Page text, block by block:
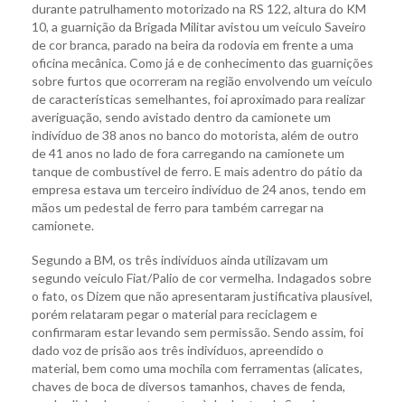
durante patrulhamento motorizado na RS 122, altura do KM
10, a guarnição da Brigada Militar avistou um veículo Saveiro
de cor branca, parado na beira da rodovia em frente a uma
oficina mecânica. Como já e de conhecimento das guarnições
sobre furtos que ocorreram na região envolvendo um veículo
de características semelhantes, foi aproximado para realizar
averiguação, sendo avistado dentro da camionete um
indivíduo de 38 anos no banco do motorista, além de outro
de 41 anos no lado de fora carregando na camionete um
tanque de combustível de ferro. E mais adentro do pátio da
empresa estava um terceiro indivíduo de 24 anos, tendo em
mãos um pedestal de ferro para também carregar na
camionete.
Segundo a BM, os três indivíduos ainda utilizavam um
segundo veículo Fiat/Palio de cor vermelha. Indagados sobre
o fato, os Dizem que não apresentaram justificativa plausível,
porém relataram pegar o material para reciclagem e
confirmaram estar levando sem permissão. Sendo assim, foi
dado voz de prisão aos três indivíduos, apreendido o
material, bem como uma mochila com ferramentas (alicates,
chaves de boca de diversos tamanhos, chaves de fenda,